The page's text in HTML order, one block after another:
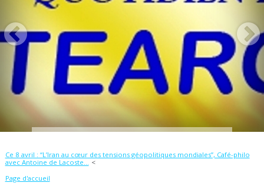
Ce 8 avril : “L’Iran au cœur des tensions géopolitiques mondiales”, Café-philo
avec Antoine de Lacoste...
Page d'accueil